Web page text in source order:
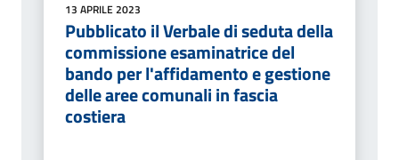
13 APRILE 2023
Pubblicato il Verbale di seduta della
commissione esaminatrice del
bando per l'affidamento e gestione
delle aree comunali in fascia
costiera